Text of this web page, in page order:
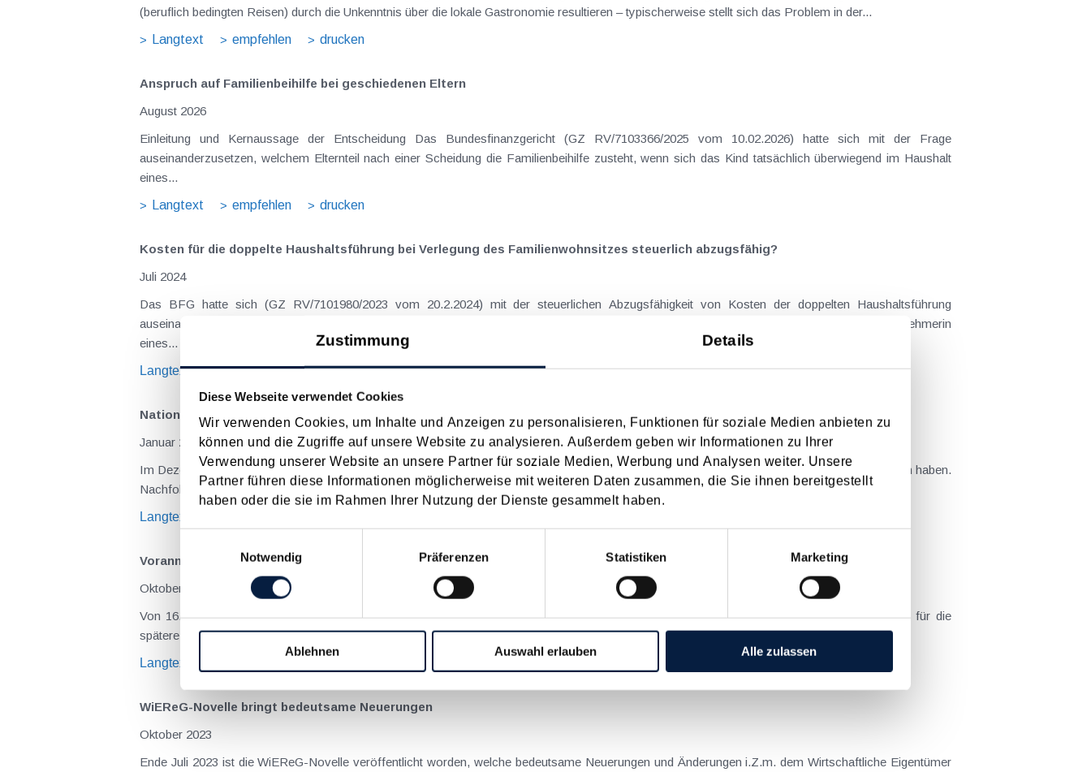
Zustimmung Details
Diese Webseite verwendet Cookies
Wir verwenden Cookies, um Inhalte und Anzeigen zu personalisieren, Funktionen für soziale Medien anbieten zu
können und die Zugriffe auf unsere Website zu analysieren. Außerdem geben wir Informationen zu Ihrer
Verwendung unserer Website an unsere Partner für soziale Medien, Werbung und Analysen weiter. Unsere
Partner führen diese Informationen möglicherweise mit weiteren Daten zusammen, die Sie ihnen bereitgestellt
haben oder die sie im Rahmen Ihrer Nutzung der Dienste gesammelt haben.
Notwendig
Präferenzen Statistiken Marketing
Ablehnen Auswahl erlauben Alle zulassen
(beruflich bedingten Reisen) durch die Unkenntnis über die lokale Gastronomie resultieren – typischerweise stellt sich das Problem in der...
Langtext
empfehlen drucken
Anspruch auf Familienbeihilfe bei geschiedenen Eltern
August 2026
Einleitung und Kernaussage der Entscheidung Das Bundesfinanzgericht (GZ RV/7103366/2025 vom 10.02.2026) hatte sich mit der Frage
auseinanderzusetzen, welchem Elternteil nach einer Scheidung die Familienbeihilfe zusteht, wenn sich das Kind tatsächlich überwiegend im Haushalt
eines...
Langtext
empfehlen drucken
Kosten für die doppelte Haushaltsführung bei Verlegung des Familienwohnsitzes steuerlich abzugsfähig?
Juli 2024
Das BFG hatte sich (GZ RV/7101980/2023 vom 20.2.2024) mit der steuerlichen Abzugsfähigkeit von Kosten der doppelten Haushaltsführung
auseinanderzusetzen. Bezugnehmend auf das Jahr 2020 - also vor dem russischen Angriffskrieg auf die Ukraine - beantragte eine Arbeitnehmerin
eines...
Langtext
empfehlen drucken
Nationalrat mit wichtigen Gesetzesbeschlüssen zum Jahreswechsel
Januar 2024
Im Dezember 2023 hat der Nationalrat noch einige wichtige Gesetze beschlossen, die Auswirkungen auf die Steuer und auf das Wirtschaftsleben haben.
Nachfolgend sind sie überblickmäßig dargestellt. Start-up-Förderungsgesetz Das von BMF und BMJ ins Leben gerufene...
Langtext
Voranmeldung zum Energiekostenzuschuss 2 (für 2023) ab sofort bis 2.11.2023 möglich
Oktober 2023
Von 16. Oktober bis 2. November 2023 können sich Unternehmen für den Energiekostenzuschuss 2 voranmelden. Diese Voranmeldung ist für die
spätere Antragstellung des Energiekostenzuschusses (voraussichtlich ab 9. November 2023) verpflichtend. Die Voranmeldung muss...
Langtext
WiEReG-Novelle bringt bedeutsame Neuerungen
Oktober 2023
Ende Juli 2023 ist die WiEReG-Novelle veröffentlicht worden, welche bedeutsame Neuerungen und Änderungen i.Z.m. dem Wirtschaftliche Eigentümer